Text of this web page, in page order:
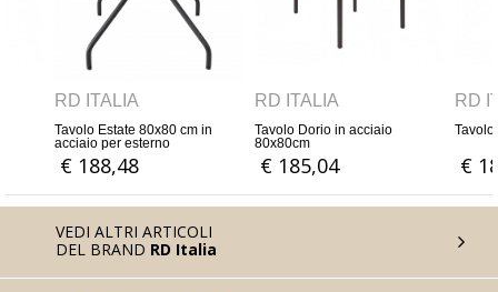
ITALIA
Estate 80x80 cm in
per esterno
RD ITALIA
Tavolo Dorio in acciaio
€ 185,04
RD ITALIA
Tavolo Dorio
€ 185,04
VEDI ALTRI ARTICOLI
DEL BRAND RD Italia